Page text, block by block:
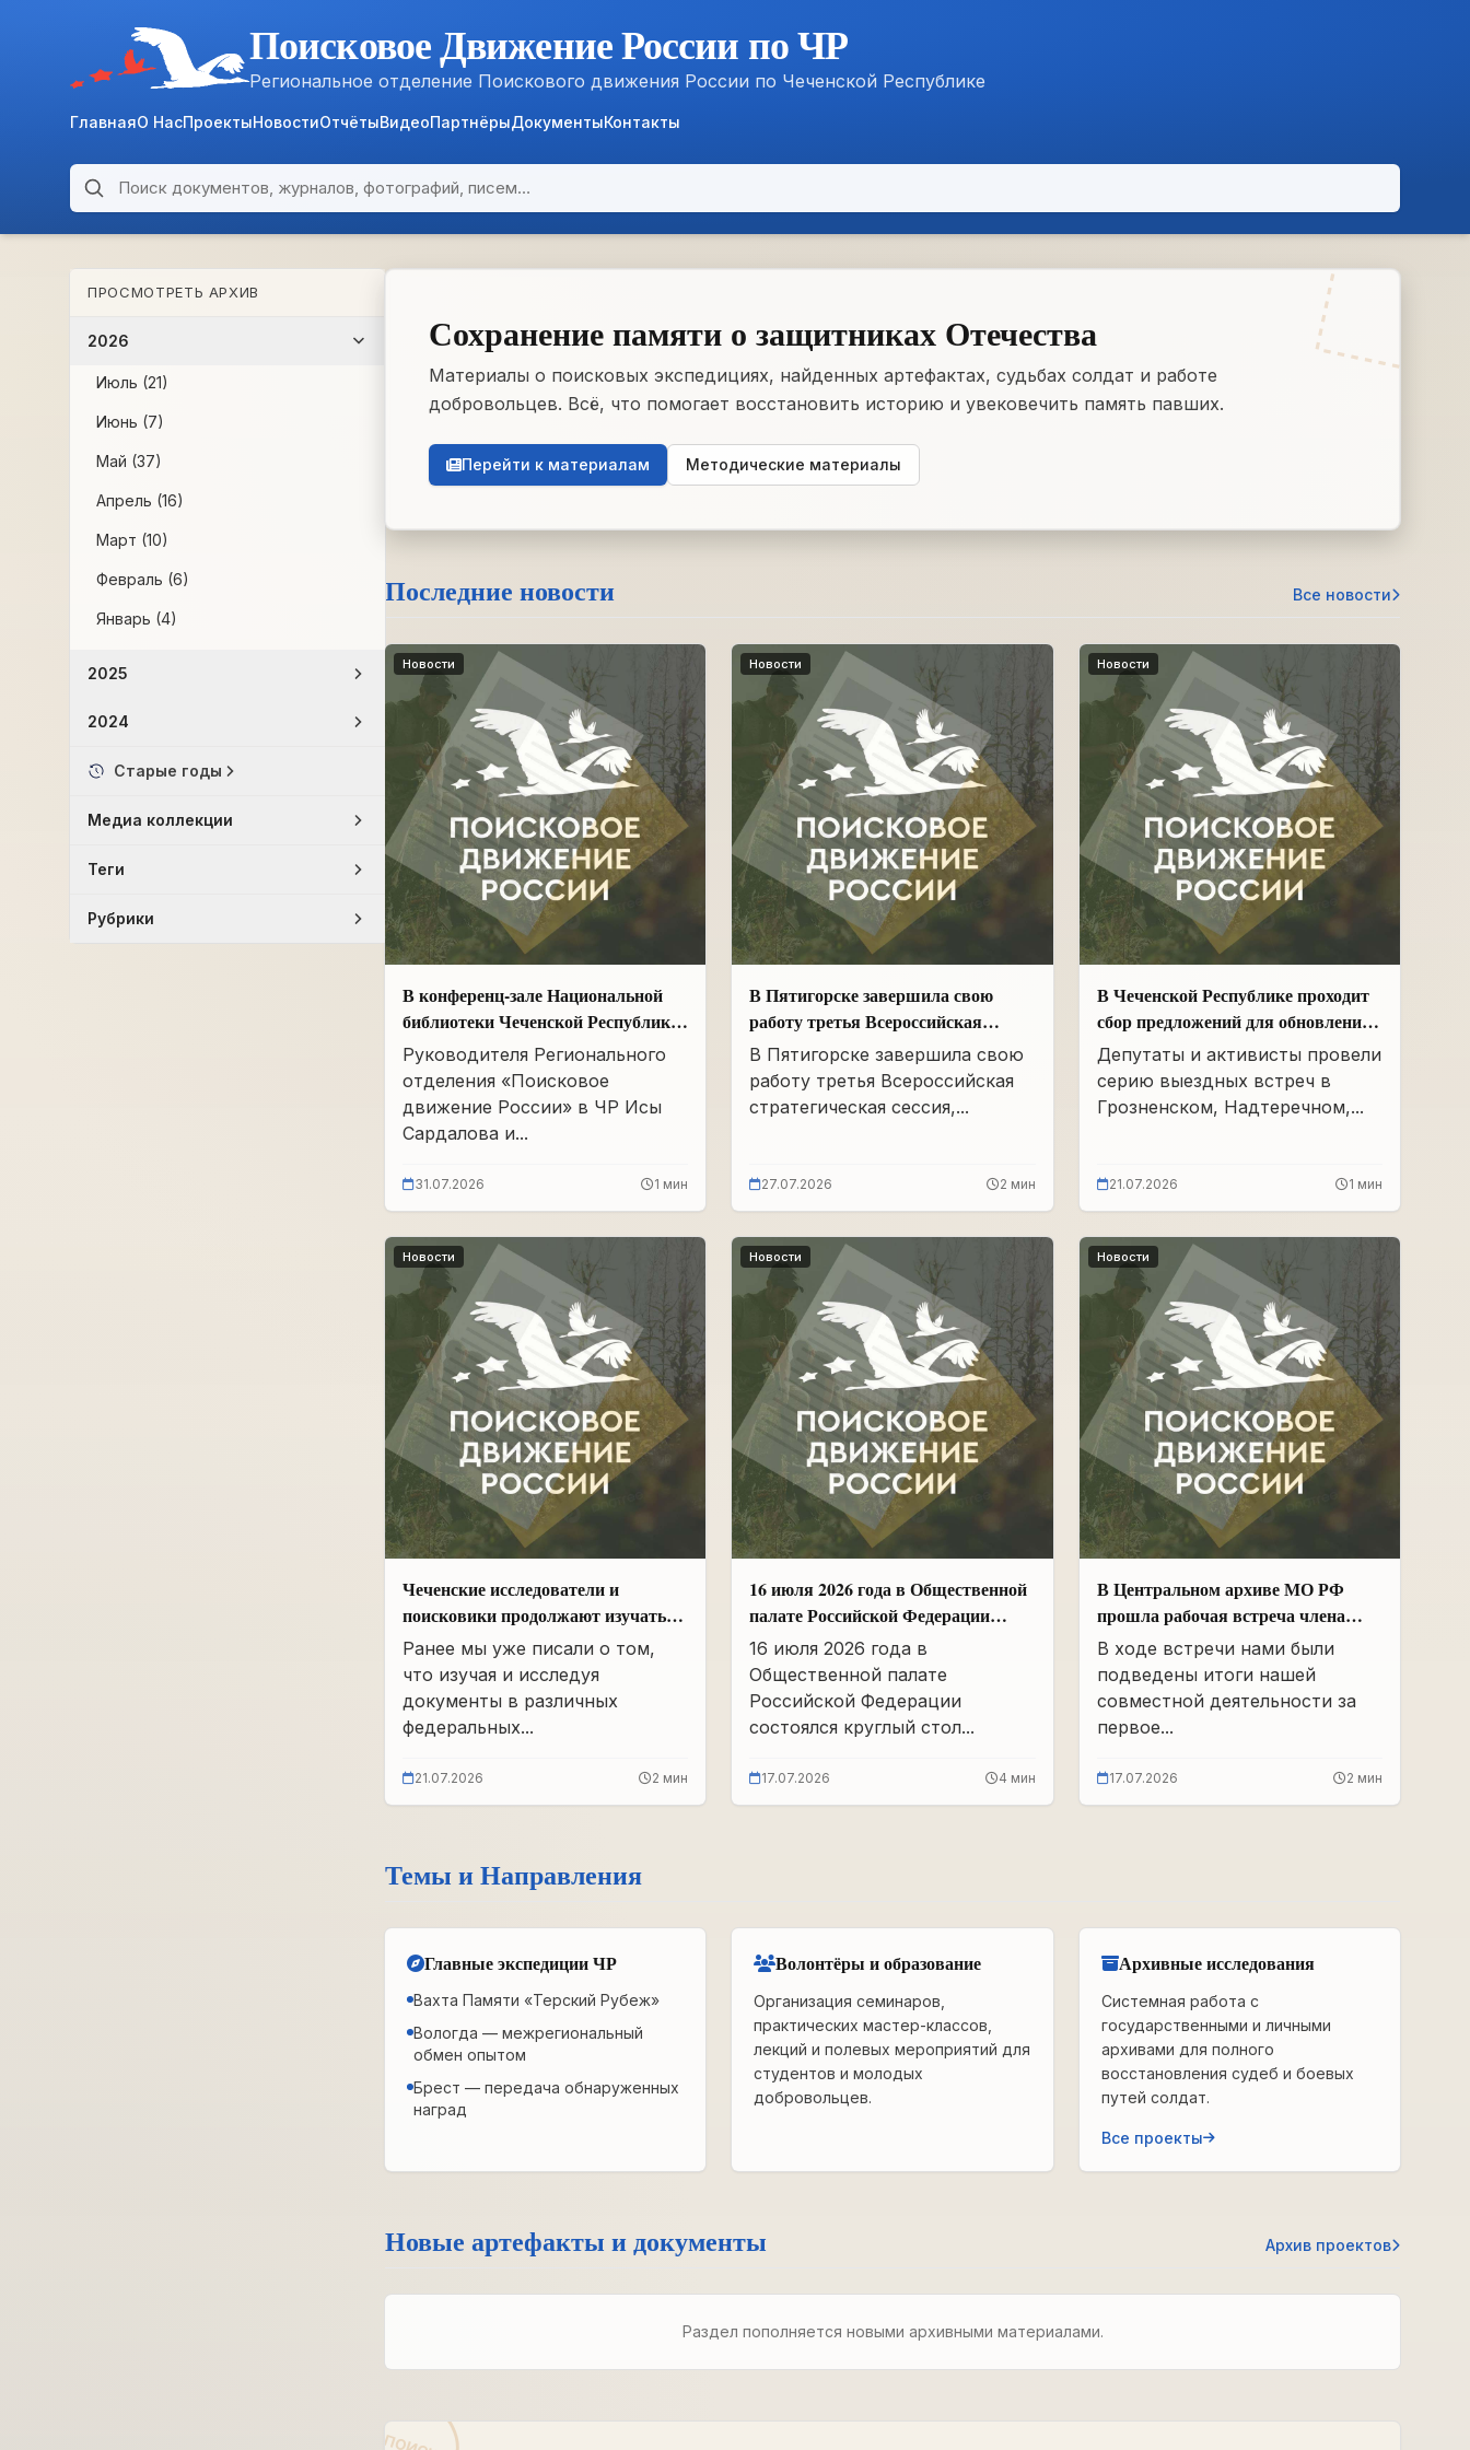
ARCHIVE
WWII • 1939–1945
Поисковое Движение России по ЧР
Региональное отделение Поискового движения России по Чеченской Республике
ГлавнаяО НасПроектыНовостиОтчётыВидеоПартнёрыДокументыКонтакты
Поиск по архиву
ПРОСМОТРЕТЬ АРХИВ
2026
Июль (21)
Июнь (7)
Май (37)
Апрель (16)
Март (10)
Февраль (6)
Январь (4)
2025
2024
Старые годы
Медиа коллекции
Теги
Рубрики
Сохранение памяти о защитниках Отечества
Материалы о поисковых экспедициях, найденных артефактах, судьбах солдат и работе
добровольцев. Всё, что помогает восстановить историю и увековечить память павших.
Перейти к материалам Методические материалы
Последние новости Все новости
Новости
В конференц-зале Национальной
библиотеки Чеченской Республики
им. А.А. Айдамирова прошло
заседание
Руководителя Регионального
отделения «Поисковое
движение России» в ЧР Исы
Сардалова и...
31.07.2026 1 мин
Новости
В Пятигорске завершила свою
работу третья Всероссийская
стратегическая сессия
В Пятигорске завершила свою
работу третья Всероссийская
стратегическая сессия,...
27.07.2026 2 мин
Новости
В Чеченской Республике проходит
сбор предложений для обновления
Народной программы в сфере АПК
Депутаты и активисты провели
серию выездных встреч в
Грозненском, Надтеречном,...
21.07.2026 1 мин
Новости
Чеченские исследователи и
поисковики продолжают изучать
фонды бывшего партархива СССР
Ранее мы уже писали о том,
что изучая и исследуя
документы в различных
федеральных...
21.07.2026 2 мин
Новости
16 июля 2026 года в Общественной
палате Российской Федерации
состоялся круглый стол
«Сохранение памяти о Героях
подвига самопожертвования и
воспитание...
16 июля 2026 года в
Общественной палате
Российской Федерации
состоялся круглый стол...
17.07.2026 4 мин
Новости
В Центральном архиве МО РФ
прошла рабочая встреча члена
Общественной палаты РФ и ЧР –
Руководителя Регионального
отделения «Поисковое движение
России» в ЧР Иса Сардалов с
Дмитриевичем Панковым
В ходе встречи нами были
подведены итоги нашей
совместной деятельности за
первое...
17.07.2026 2 мин
Темы и Направления
Главные экспедиции ЧР
Вахта Памяти «Терский Рубеж»
Вологда — межрегиональный
обмен опытом
Брест — передача обнаруженных
наград
Волонтёры и образование
Организация семинаров,
практических мастер-классов,
лекций и полевых мероприятий для
студентов и молодых
добровольцев.
Архивные исследования
Системная работа с
государственными и личными
архивами для полного
восстановления судеб и боевых
путей солдат.
Все проекты
Новые артефакты и документы Архив проектов
Раздел пополняется новыми архивными материалами.